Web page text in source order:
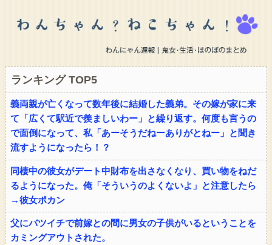
ランキング TOP5
義両親が亡くなって数年後に結婚した義弟。その嫁が家に来
て「広くて駅近で羨ましいわー」と繰り返す。何度も言うの
で面倒になって、私「あーそうだねーありがとねー」と聞き
流すようになったら！？
同棲中の彼女がデート中財布を出さなくなり、買い物をねだ
るようになった。俺「そういうのよくないよ」と注意したら
→彼女ポカン
父にバツイチで前嫁との間に男女の子供がいるということを
カミングアウトされた。